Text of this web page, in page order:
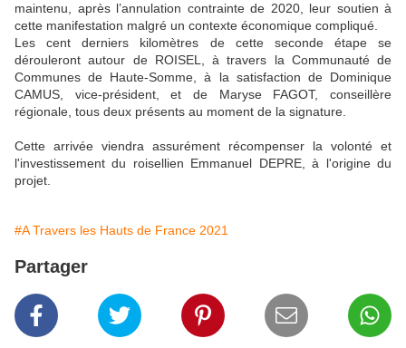
maintenu, après l’annulation contrainte de 2020, leur soutien à
cette manifestation malgré un contexte économique compliqué.
Les cent derniers kilomètres de cette seconde étape se
dérouleront autour de ROISEL, à travers la Communauté de
Communes de Haute-Somme, à la satisfaction de Dominique
CAMUS, vice-président, et de Maryse FAGOT, conseillère
régionale, tous deux présents au moment de la signature.
Cette arrivée viendra assurément récompenser la volonté et
l'investissement du roisellien Emmanuel DEPRE, à l'origine du
projet.
#A Travers les Hauts de France 2021
Partager